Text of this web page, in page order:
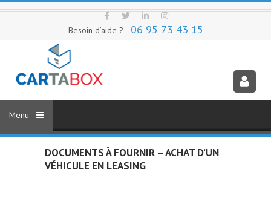
Besoin d’aide ? 06 95 73 43 15
DOCUMENTS À FOURNIR – ACHAT D’UN
VÉHICULE EN LEASING